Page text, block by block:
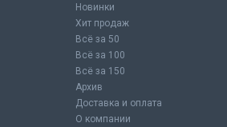
Новинки
Хит продаж
Всё за 50
Всё за 100
Всё за 150
Архив
Доставка и оплата
О компании